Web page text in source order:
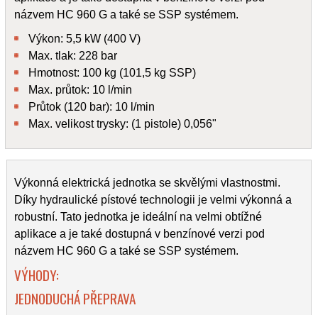
názvem HC 960 G a také se SSP systémem.
Výkon: 5,5 kW (400 V)
Max. tlak: 228 bar
Hmotnost: 100 kg (101,5 kg SSP)
Max. průtok: 10 l/min
Průtok (120 bar): 10 l/min
Max. velikost trysky: (1 pistole) 0,056"
Výkonná elektrická jednotka se skvělými vlastnostmi.
Díky hydraulické pístové technologii je velmi výkonná a
robustní. Tato jednotka je ideální na velmi obtížné
aplikace a je také dostupná v benzínové verzi pod
názvem HC 960 G a také se SSP systémem.
VÝHODY:
JEDNODUCHÁ PŘEPRAVA